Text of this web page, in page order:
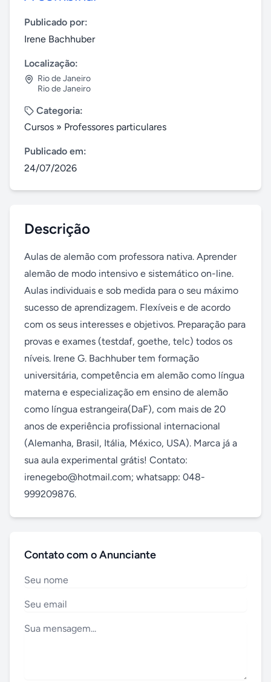
Publicado por:
Irene Bachhuber
Localização:
Rio de Janeiro
Rio de Janeiro
Categoria:
Cursos » Professores particulares
Publicado em:
24/07/2026
Descrição
Aulas de alemão com professora nativa. Aprender
alemão de modo intensivo e sistemático on-line.
Aulas individuais e sob medida para o seu máximo
sucesso de aprendizagem. Flexíveis e de acordo
com os seus interesses e objetivos. Preparação para
provas e exames (testdaf, goethe, telc) todos os
níveis. Irene G. Bachhuber tem formação
universitária, competência em alemão como língua
materna e especialização em ensino de alemão
como língua estrangeira(DaF), com mais de 20
anos de experiência profissional internacional
(Alemanha, Brasil, Itália, México, USA). Marca já a
sua aula experimental grátis! Contato:
irenegebo@hotmail.com; whatsapp: 048-
999209876.
Contato com o Anunciante